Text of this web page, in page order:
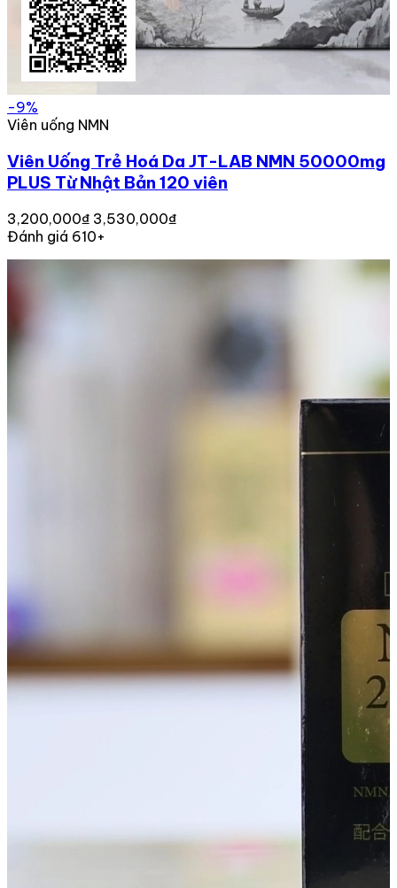
-9%
Viên uống NMN
Viên Uống Trẻ Hoá Da JT-LAB NMN 50000mg
PLUS Từ Nhật Bản 120 viên
3,200,000₫ 3,530,000₫
Đánh giá 610+